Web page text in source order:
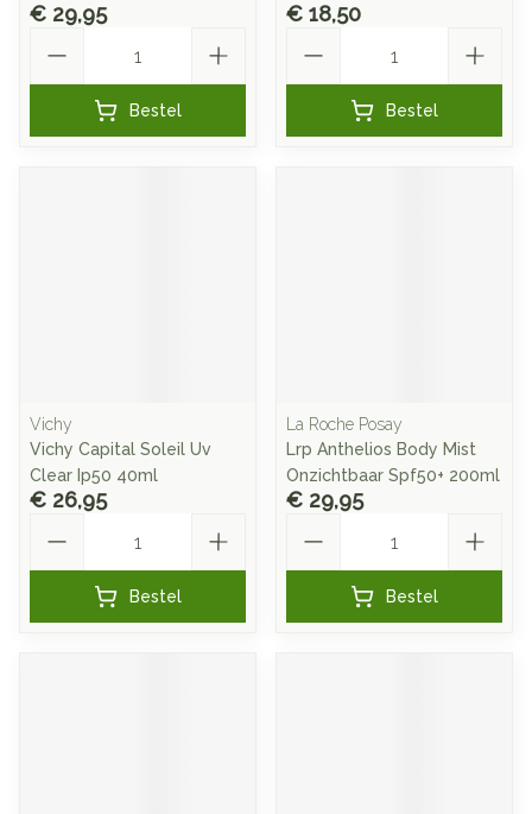
€ 29,95
Bestel
€ 18,50
Bestel
Vichy
Vichy Capital Soleil Uv
Clear Ip50 40ml
€ 26,95
Bestel
La Roche Posay
Lrp Anthelios Body Mist
Onzichtbaar Spf50+ 200ml
€ 29,95
Bestel